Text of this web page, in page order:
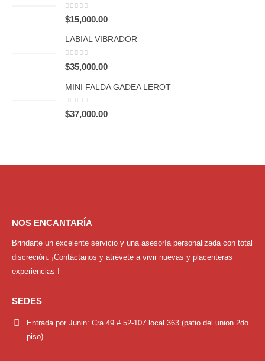
0 out of 5
$15,000.00
LABIAL VIBRADOR
0out of 5
$35,000.00
MINI FALDA GADEA LEROT
0out of 5
$37,000.00
NOS ENCANTARÍA
Brindarte un excelente servicio y una asesoría personalizada con total
discreción. ¡Contáctanos y atrévete a vivir nuevas y placenteras
experiencias !
SEDES
Entrada por Junin: Cra 49 # 52-107 local 363 (patio del union 2do
piso)